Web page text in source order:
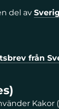
del av
från
Kakor